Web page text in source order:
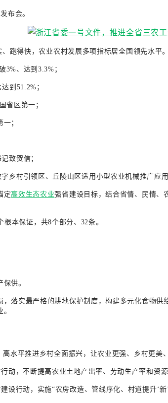
布会。
跑得快，农业农村发展多项指标居全国领先水平。
3%、达到3.3%；
到51.2%；
省区第一；
；
致贺信；
乡村引领区、丘陵山区适用小型农业机械推广应用
定高效生态农业强省建设目标，结合省情、民情、
本保证，共8个部分、32条。
供。
落实最严格的耕地保护制度，构建多元化食物
水平推进乡村全面振兴，让农业更强、乡村更美
动，不断提高农业土地产出率、劳动生产率和资源
设行动，实施“农房改造、管线序化、村道提升‘